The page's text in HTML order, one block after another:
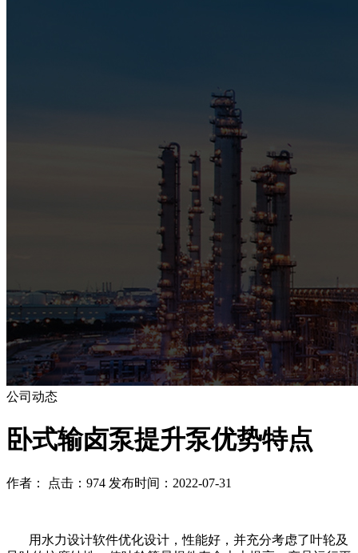
公司动态
卧式输卤泵提升泵优势特点
作者： 点击：974 发布时间：2022-07-31
用水力设计软件优化设计，性能好，并充分考虑了叶轮及